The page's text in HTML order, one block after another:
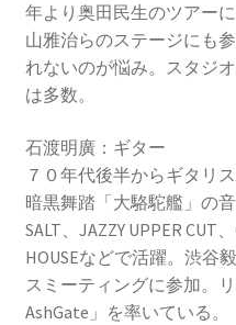
年より奥田民生のツアー
山雅治らのステージにも
れないのが悩み。スタジ
は多数。
石渡明廣：ギター
７０年代後半からギタリ
暗黒舞踏「大駱駝艦」の
SALT、JAZZY UPPER CUT
HOUSEなどで活躍。渋谷
スミーティングに参加。
AshGate」を率いている。